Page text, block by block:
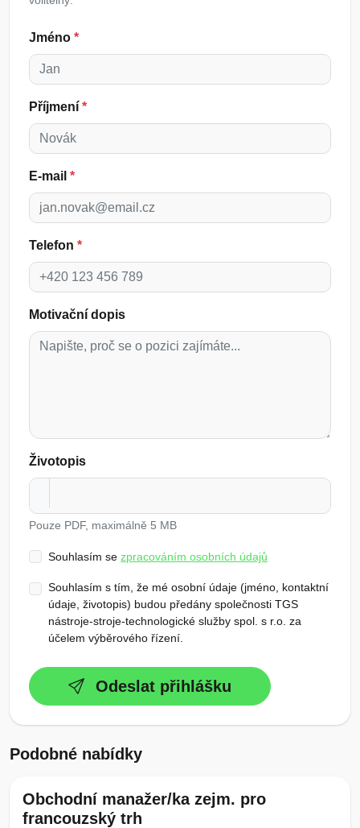
Jméno *
Příjmení *
E-mail *
Telefon *
Motivační dopis
Životopis
Pouze PDF, maximálně 5 MB
Souhlasím se zpracováním osobních údajů
Souhlasím s tím, že mé osobní údaje (jméno, kontaktní
údaje, životopis) budou předány společnosti TGS
nástroje-stroje-technologické služby spol. s r.o. za
účelem výběrového řízení.
Odeslat přihlášku
Podobné nabídky
Obchodní manažer/ka zejm. pro
francouzský trh